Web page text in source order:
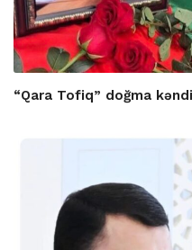
“Qara Tofiq” doğma